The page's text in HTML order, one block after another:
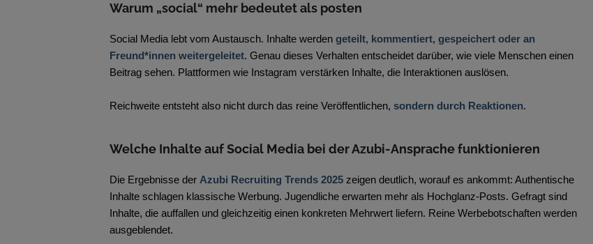
Warum „social“ mehr bedeutet als posten
Social Media lebt vom Austausch. Inhalte werden geteilt, kommentiert, gespeichert oder an
Freund*innen weitergeleitet. Genau dieses Verhalten entscheidet darüber, wie viele Menschen einen
Beitrag sehen. Plattformen wie Instagram verstärken Inhalte, die Interaktionen auslösen.
Reichweite entsteht also nicht durch das reine Veröffentlichen, sondern durch Reaktionen.
Welche Inhalte auf Social Media bei der Azubi-Ansprache funktionieren
Die Ergebnisse der Azubi Recruiting Trends 2025 zeigen deutlich, worauf es ankommt: Authentische
Inhalte schlagen klassische Werbung. Jugendliche erwarten mehr als Hochglanz-Posts. Gefragt sind
Inhalte, die auffallen und gleichzeitig einen konkreten Mehrwert liefern. Reine Werbebotschaften werden
ausgeblendet.